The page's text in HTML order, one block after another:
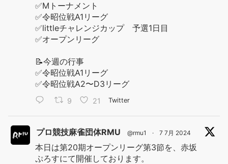
✅Mトーナメント
✅令昭位戦A1リーグ
✅littleチャレンジカップ 予選1日目
✅オープンリーグ
📝今週の行事
✅令昭位戦A1リーグ
✅令昭位戦A2〜D3リーグ
9 21 Twitter
プロ競技麻雀団体RMU @rmu1 · 7 7月 2024
本日は第20期オープンリーグ第3節を、赤坂
ぷろすにて開催しております。